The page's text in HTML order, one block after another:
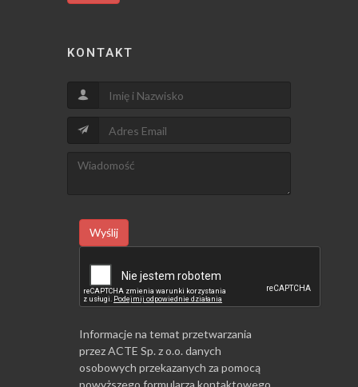
KONTAKT
Wyślij
Informacje na temat przetwarzania
przez ACTE Sp. z o.o. danych
osobowych przekazanych za pomocą
powyższego formularza kontaktowego